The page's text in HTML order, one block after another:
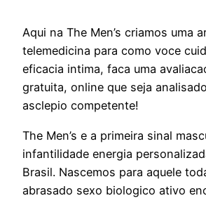
Aqui na The Men’s criamos uma
telemedicina para como voce
eficacia intima, faca uma
gratuita, online que seja
asclepio competente!
The Men’s e a primeira sinal
infantilidade energia
Brasil. Nascemos para aquele
abrasado sexo biologico ativo